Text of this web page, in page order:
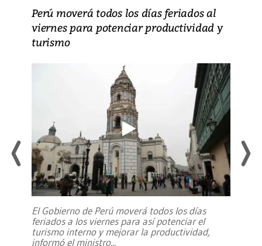
Perú moverá todos los días feriados al
viernes para potenciar productividad y
turismo
El Gobierno de Perú moverá todos los días
feriados a los viernes para así potenciar el
turismo interno y mejorar la productividad,
informó el ministro...